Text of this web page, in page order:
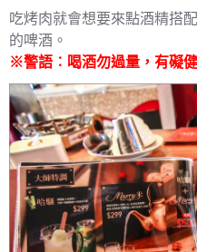
吃烤肉就會想要來點酒精搭
的啤酒。
※警語︰喝酒勿過量，有礙健